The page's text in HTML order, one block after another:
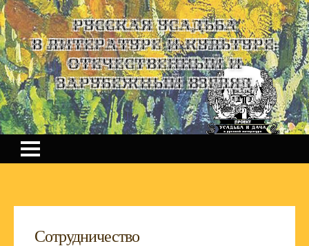
Русская усадьба
в литературе и культуре:
отечественный и
зарубежный взгляд
Cотрудничество